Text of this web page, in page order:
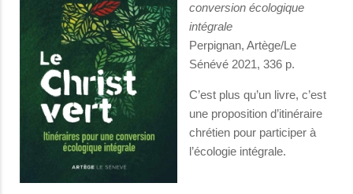
conversion écologique
intégrale
Perpignan, Artège/Le
Sénévé 2021, 336 p.
C’est plus qu’un livre, c’est
une proposition d’itinéraire
chrétien pour participer à
l’écologie intégrale.